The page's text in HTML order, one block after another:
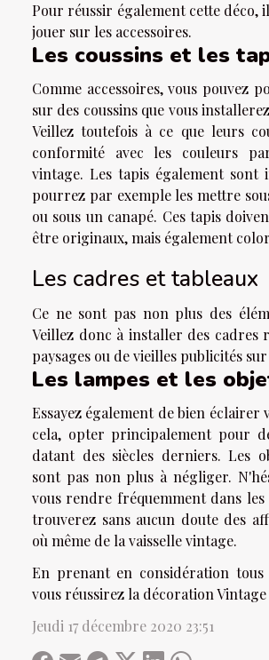
Pour réussir également cette déco,
jouer sur les accessoires.
Les coussins et les
Comme accessoires, vous pouvez
sur des coussins que vous
Veillez toutefois à ce que leurs
conformité avec les couleurs
vintage. Les tapis également sont
pourrez par exemple les mettre
ou sous un canapé. Ces tapis
être originaux, mais également
Les cadres et tableaux
Ce ne sont pas non plus des
Veillez donc à installer des cadres
paysages ou de vieilles publicités
Les lampes et les
Essayez également de bien éclairer
cela, opter principalement pour
datant des siècles derniers. Les
sont pas non plus à négliger.
vous rendre fréquemment dans
trouverez sans aucun doute des
où même de la vaisselle vintage.
En prenant en considération tous
vous réussirez la décoration
Jeudi 17 décembre 2020 23:51